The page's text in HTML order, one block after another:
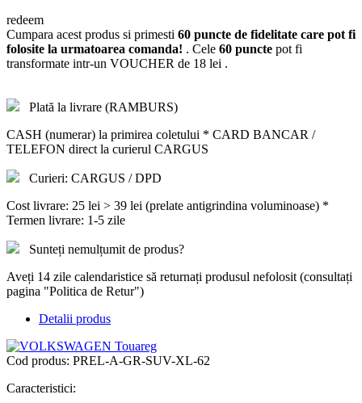
redeem
Cumpara acest produs si primesti 60 puncte de fidelitate care pot fi
folosite la urmatoarea comanda! . Cele 60 puncte pot fi
transformate intr-un VOUCHER de 18 lei .
Plată la livrare (RAMBURS)
CASH (numerar) la primirea coletului * CARD BANCAR /
TELEFON direct la curierul CARGUS
Curieri: CARGUS / DPD
Cost livrare: 25 lei > 39 lei (prelate antigrindina voluminoase) *
Termen livrare: 1-5 zile
Sunteți nemulțumit de produs?
Aveți 14 zile calendaristice să returnați produsul nefolosit (consultați
pagina "Politica de Retur")
Detalii produs
Cod produs: PREL-A-GR-SUV-XL-62
Caracteristici: